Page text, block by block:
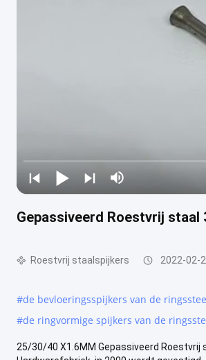
Gepassiveerd Roestvrij staal
Roestvrij staalspijkers 2022-02-
#de bevloeringsspijkers van de
#de ringvormige spijkers van de
25/30/40 X1.6MM Gepassiveerd